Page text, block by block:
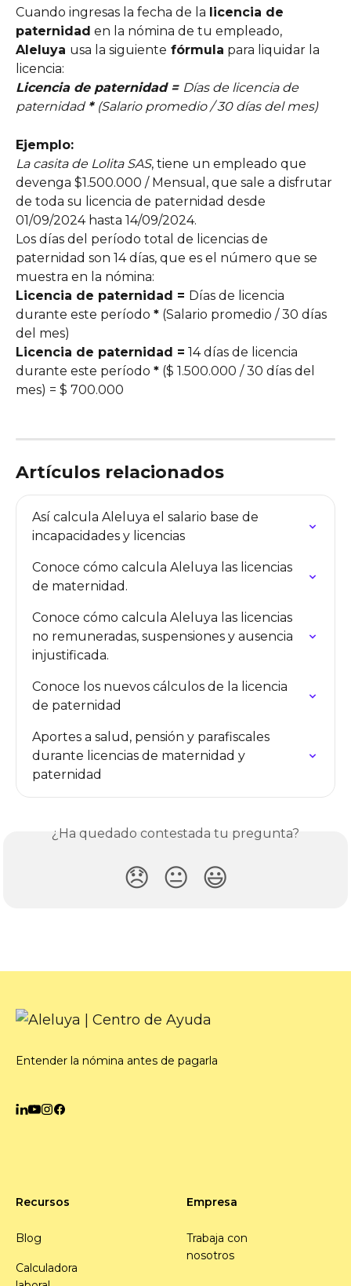
Cuando ingresas la fecha de la licencia de
paternidad en la nómina de tu empleado,
Aleluya usa la siguiente fórmula para liquidar la
licencia:
Licencia de paternidad = Días de licencia de
paternidad * (Salario promedio / 30 días del mes)
Ejemplo:
La casita de Lolita SAS, tiene un empleado que
devenga $1.500.000 / Mensual, que sale a disfrutar
de toda su licencia de paternidad desde
01/09/2024 hasta 14/09/2024.
Los días del período total de licencias de
paternidad son 14 días, que es el número que se
muestra en la nómina:
Licencia de paternidad = Días de licencia
durante este período * (Salario promedio / 30 días
del mes)
Licencia de paternidad = 14 días de licencia
durante este período * ($ 1.500.000 / 30 días del
mes) = $ 700.000
Artículos relacionados
Así calcula Aleluya el salario base de
incapacidades y licencias
Conoce cómo calcula Aleluya las licencias
de maternidad.
Conoce cómo calcula Aleluya las licencias
no remuneradas, suspensiones y ausencia
injustificada.
Conoce los nuevos cálculos de la licencia
de paternidad
Aportes a salud, pensión y parafiscales
durante licencias de maternidad y
paternidad
¿Ha quedado contestada tu pregunta?
😞 😐 😃
Entender la nómina antes de pagarla
Recursos
Blog
Calculadora
Empresa
Trabaja con
nosotros